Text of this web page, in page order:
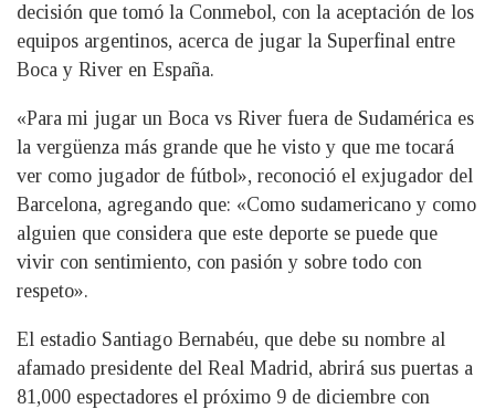
decisión que tomó la Conmebol, con la aceptación de los
equipos argentinos, acerca de jugar la Superfinal entre
Boca y River en España.
«Para mi jugar un Boca vs River fuera de Sudamérica es
la vergüenza más grande que he visto y que me tocará
ver como jugador de fútbol», reconoció el exjugador del
Barcelona, agregando que: «Como sudamericano y como
alguien que considera que este deporte se puede que
vivir con sentimiento, con pasión y sobre todo con
respeto».
El estadio Santiago Bernabéu, que debe su nombre al
afamado presidente del Real Madrid, abrirá sus puertas a
81,000 espectadores el próximo 9 de diciembre con